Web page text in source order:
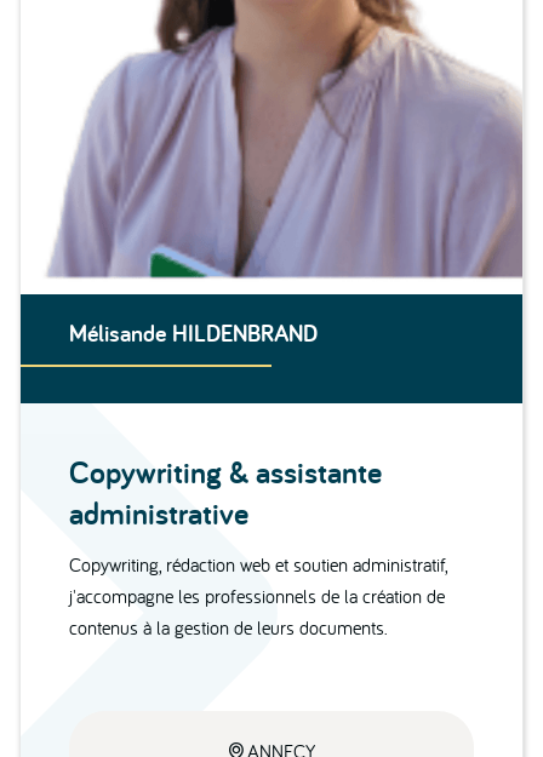
Mélisande HILDENBRAND
Copywriting & assistante
administrative
Copywriting, rédaction web et soutien administratif,
j'accompagne les professionnels de la création de
contenus à la gestion de leurs documents.
ANNECY